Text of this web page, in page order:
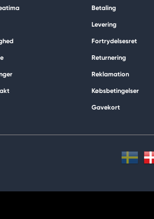
Betaling
Levering
Fortrydelsesret
Returnering
Reklamation
Købsbetingelser
Gavekort